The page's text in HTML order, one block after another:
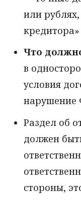
или
кредитора»
Что
в
условия
нарушение
Раздел об
должен
стороны,